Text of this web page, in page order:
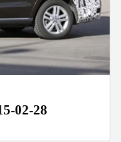
02-28